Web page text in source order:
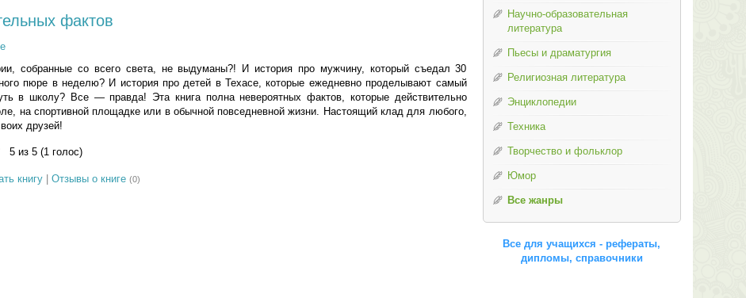
фактов
собранные со всего света, не выдуманы?! И история про мужчину, который съедал 30
пюре в неделю? И история про детей в Техасе, которые ежедневно проделывают самый
в школу? Все — правда! Эта книга полна невероятных фактов, которые действительно
на спортивной площадке или в обычной повседневной жизни. Настоящий клад для любого,
друзей!
5 из 5 (1 голос)
книгу| Отзывы о книге (0)
Научно-образовательная
литература
Пьесы и драматургия
Религиозная литература
Энциклопедии
Техника
Творчество и фольклор
Юмор
Все жанры
Все для учащихся - рефераты,
дипломы, справочники